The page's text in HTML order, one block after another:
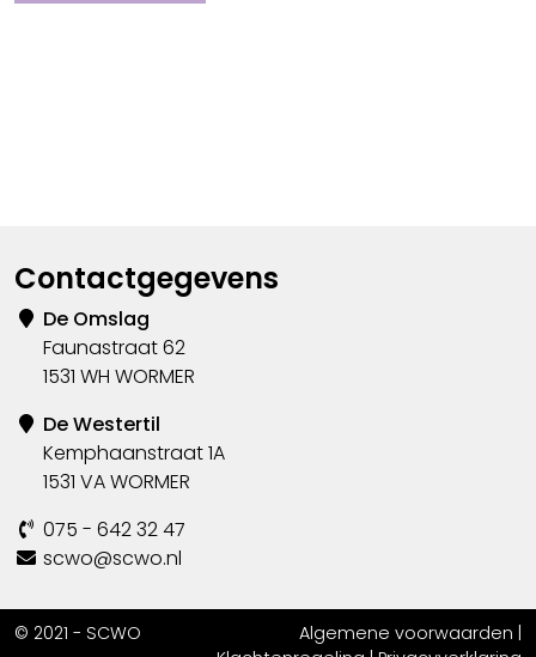
Contactgegevens
De Omslag
Faunastraat 62
1531 WH WORMER
De Westertil
Kemphaanstraat 1A
1531 VA WORMER
075 - 642 32 47
scwo@scwo.nl
© 2021 - SCWO Algemene voorwaarden